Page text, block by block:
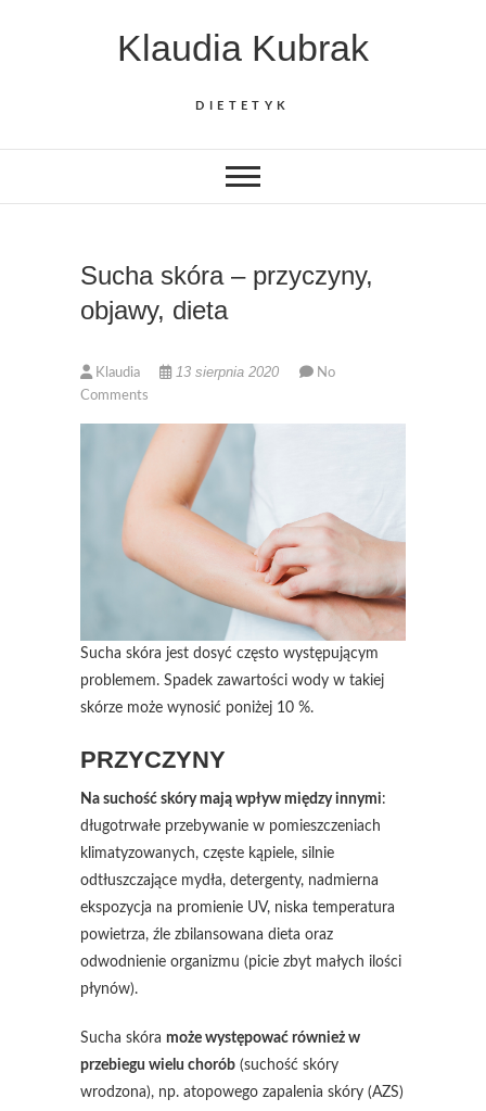
Klaudia Kubrak
DIETETYK
Sucha skóra – przyczyny,
objawy, dieta
Klaudia 13 sierpnia 2020
No
Comments
Sucha skóra jest dosyć często występującym
problemem. Spadek zawartości wody w takiej
skórze może wynosić poniżej 10 %.
PRZYCZYNY
Na suchość skóry mają wpływ między innymi:
długotrwałe przebywanie w pomieszczeniach
klimatyzowanych, częste kąpiele, silnie
odtłuszczające mydła, detergenty, nadmierna
ekspozycja na promienie UV, niska temperatura
powietrza, źle zbilansowana dieta oraz
odwodnienie organizmu (picie zbyt małych ilości
płynów).
Sucha skóra może występować również w
przebiegu wielu chorób (suchość skóry
wrodzona), np. atopowego zapalenia skóry (AZS)